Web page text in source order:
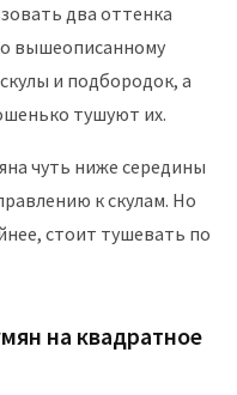
два оттенка
вышеописанному
и подбородок, а
тушуют их.
чуть ниже середины
к скулам. Но
стоит тушевать по
на квадратное